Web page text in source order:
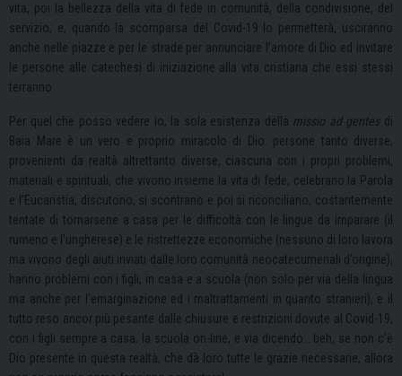
vita, poi la bellezza della vita di fede in comunità, della condivisione, del
servizio; e, quando la scomparsa del Covid-19 lo permetterà, usciranno
anche nelle piazze e per le strade per annunciare l’amore di Dio ed invitare
le persone alle catechesi di iniziazione alla vita cristiana che essi stessi
terranno.
Per quel che posso vedere io, la sola esistenza della missio ad gentesdi
Baia Mare è un vero e proprio miracolo di Dio: persone tanto diverse,
provenienti da realtà altrettanto diverse, ciascuna con i propri problemi,
materiali e spirituali, che vivono insieme la vita di fede, celebrano la Parola
e l’Eucaristia, discutono, si scontrano e poi si riconciliano, costantemente
tentate di tornarsene a casa per le difficoltà con le lingue da imparare (il
rumeno e l’ungherese) e le ristrettezze economiche (nessuno di loro lavora
ma vivono degli aiuti inviati dalle loro comunità neocatecumenali d’origine),
hanno problemi con i figli, in casa e a scuola (non solo per via della lingua
ma anche per l’emarginazione ed i maltrattamenti in quanto stranieri), e il
tutto reso ancor più pesante dalle chiusure e restrizioni dovute al Covid-19,
con i figli sempre a casa, la scuola on-line, e via dicendo… beh, se non c’è
Dio presente in questa realtà, che dà loro tutte le grazie necessarie, allora